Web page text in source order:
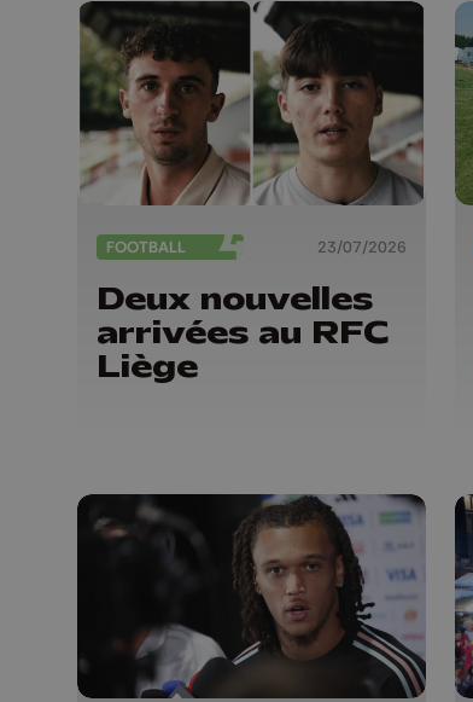
FOOTBALL 23/07/2026
Deux nouvelles
arrivées au RFC
Liège